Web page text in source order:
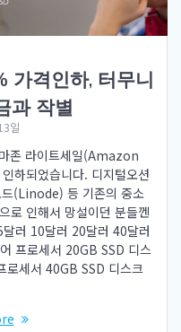
가격인하, 터무니
과 작별
일
존 라이트세일(Amazon
하되었습니다. 디지털오션
(Linode) 등 기존의 중소
로 인해서 망설이던 분들껜
러 10달러 20달러 40달러
프로세서 20GB SSD 디스
세서 40GB SSD 디스크